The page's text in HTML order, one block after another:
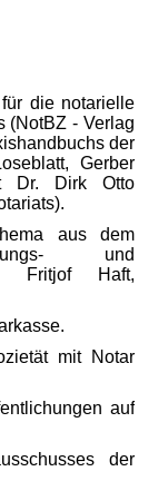
die notarielle
(NotBZ - Verlag
der
Gerber
Dr. Dirk Otto
aus dem
und
Fritjof Haft,
mit Notar
auf
der